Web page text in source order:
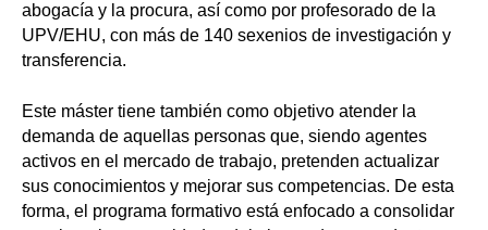
abogacía y la procura, así como por profesorado de la
UPV/EHU, con más de 140 sexenios de investigación y
transferencia.
Este máster tiene también como objetivo atender la
demanda de aquellas personas que, siendo agentes
activos en el mercado de trabajo, pretenden actualizar
sus conocimientos y mejorar sus competencias. De esta
forma, el programa formativo está enfocado a consolidar